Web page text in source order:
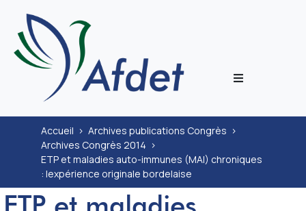
Congrès
Accueil > Archives publications Congrès >
Archives Congrès 2014 >
ETP et maladies auto-immunes (MAI) chroniques
: lexpérience originale bordelaise